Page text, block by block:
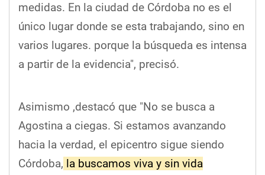
medidas. En la ciudad de Córdoba no es el
único lugar donde se esta trabajando, sino en
varios lugares. porque la búsqueda es intensa
a partir de la evidencia", precisó.
Asimismo ,destacó que "No se busca a
Agostina a ciegas. Si estamos avanzando
hacia la verdad, el epicentro sigue siendo
Córdoba, la buscamos viva y sin vida